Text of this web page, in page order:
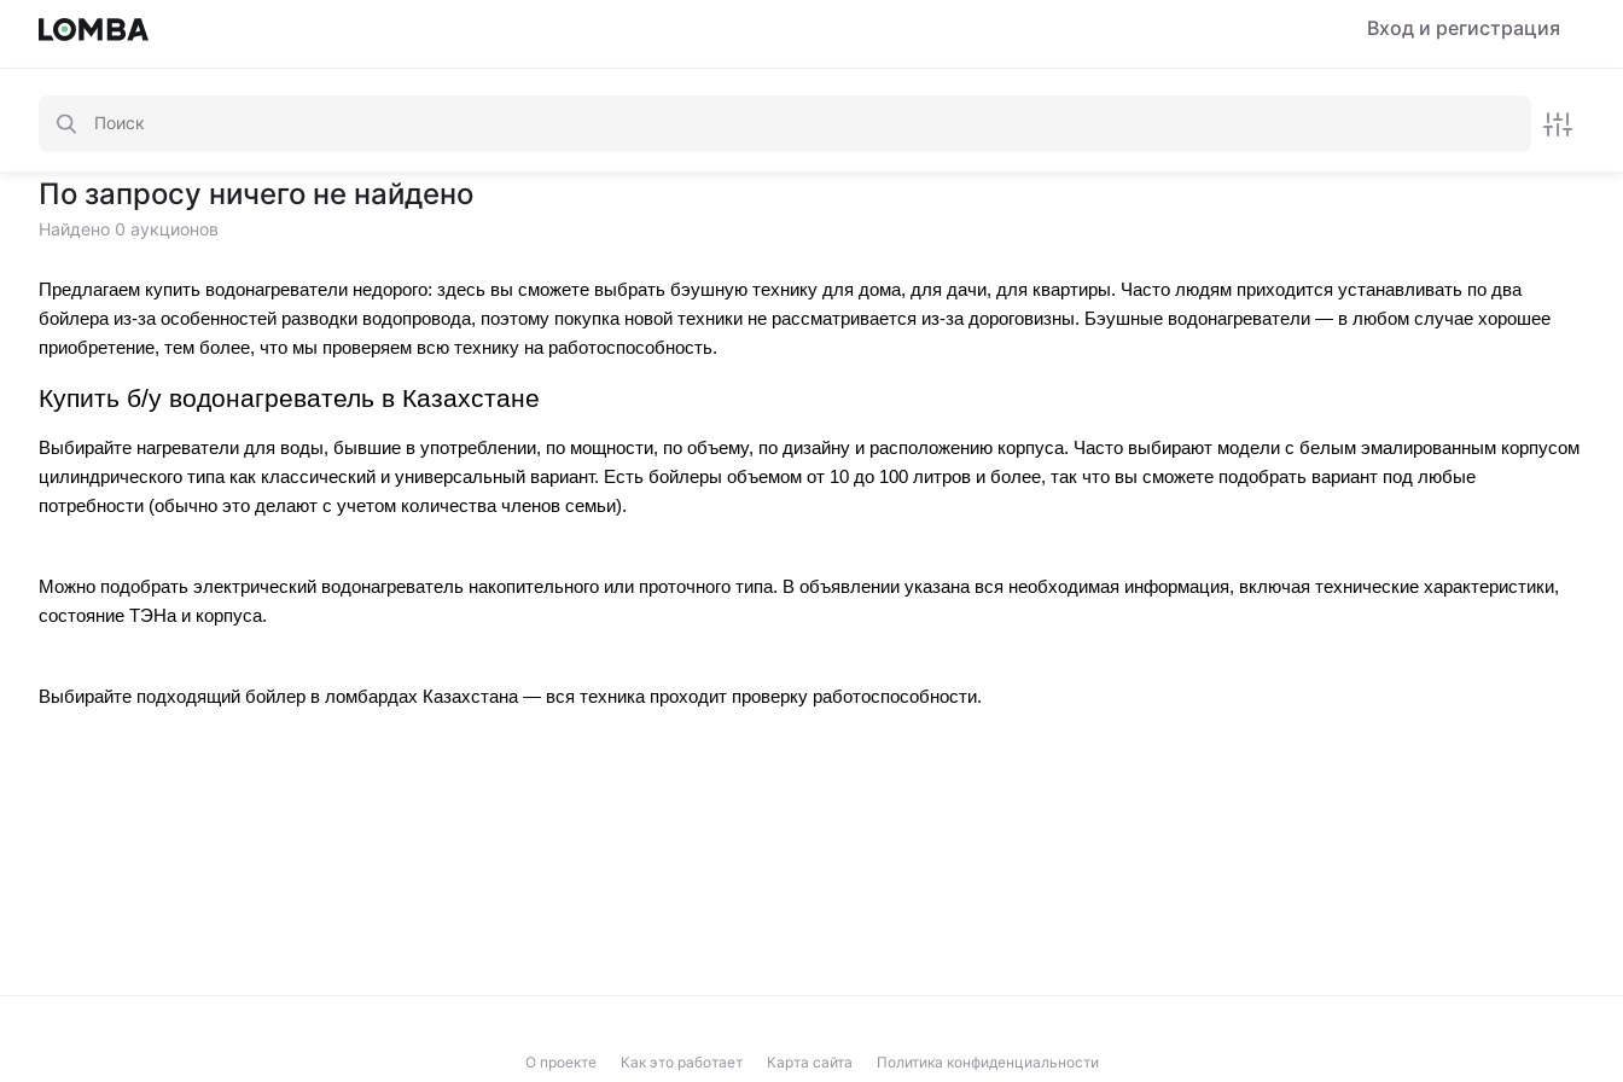
Вход и регистрация
По запросу ничего не найдено
Найдено 0 аукционов
Предлагаем купить водонагреватели недорого: здесь вы сможете выбрать бэушную технику для дома, для дачи, для квартиры. Часто людям приходится устанавливать по два
бойлера из-за особенностей разводки водопровода, поэтому покупка новой техники не рассматривается из-за дороговизны. Бэушные водонагреватели — в любом случае хорошее
приобретение, тем более, что мы проверяем всю технику на работоспособность.
Купить б/у водонагреватель в Казахстане
Выбирайте нагреватели для воды, бывшие в употреблении, по мощности, по объему, по дизайну и расположению корпуса. Часто выбирают модели с белым эмалированным корпусом
цилиндрического типа как классический и универсальный вариант. Есть бойлеры объемом от 10 до 100 литров и более, так что вы сможете подобрать вариант под любые
потребности (обычно это делают с учетом количества членов семьи).
Можно подобрать электрический водонагреватель накопительного или проточного типа. В объявлении указана вся необходимая информация, включая технические характеристики,
состояние ТЭНа и корпуса.
Выбирайте подходящий бойлер в ломбардах Казахстана — вся техника проходит проверку работоспособности.
О проекте Как это работает Карта сайта Политика конфиденциальности